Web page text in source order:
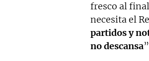
fresco al
necesita el
partidos y
no descansa